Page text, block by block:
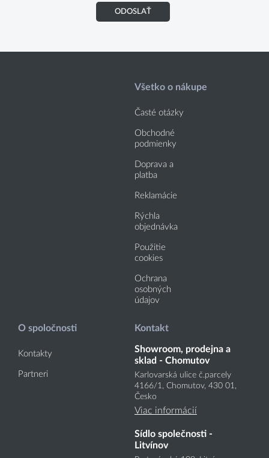
ODOSLAŤ
Všetko o nákupe
Časté otázky
Obchodné
podmienky
Doprava a
platba
Reklamácie
Rýchla
objednávka
Použitie
cookies
Ochrana
osobných
údajov
O spoločnosti
Kontakty
Partneri
Kontakt
Showroom, prodejna a
sklad - Chomutov
Karlovarská ulice č.parcely
4166/1, Chomutov, 430 01,
Česko
Viac informácií
Sídlo společnosti -
Litvínov